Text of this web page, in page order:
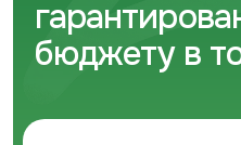
бюджету в